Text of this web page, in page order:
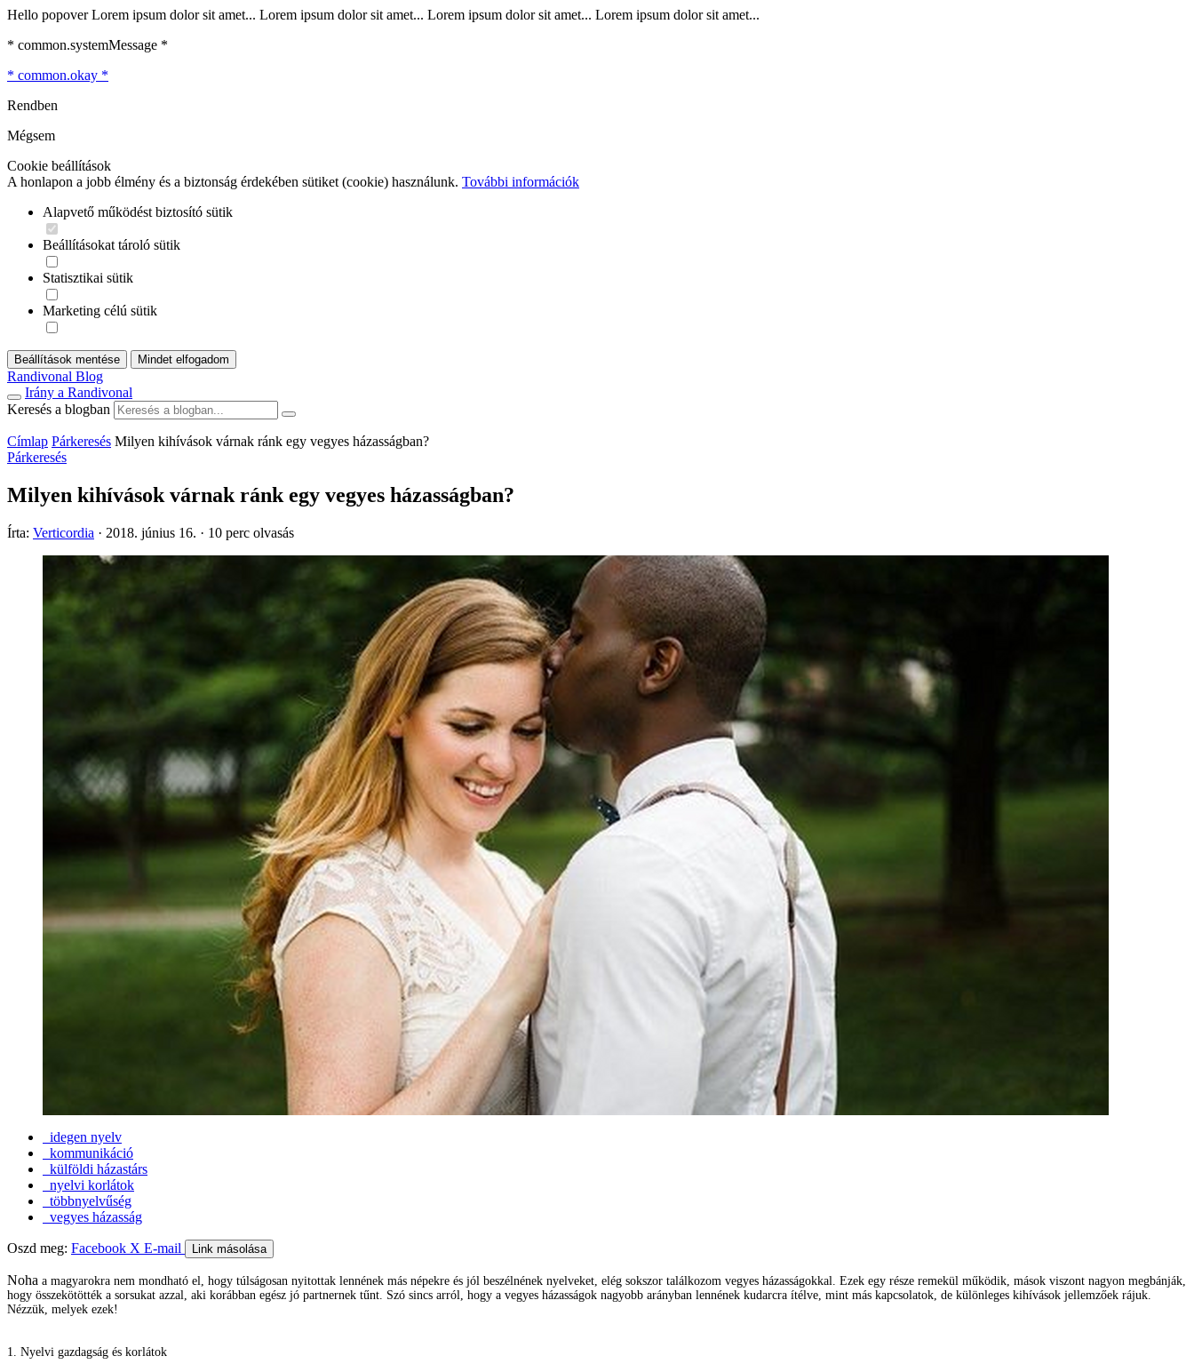
Hello popover Lorem ipsum dolor sit amet... Lorem ipsum dolor sit amet... Lorem ipsum dolor sit amet... Lorem ipsum dolor sit amet...
* common.systemMessage *
* common.okay *
Rendben
Mégsem
Cookie beállítások
A honlapon a jobb élmény és a biztonság érdekében sütiket (cookie) használunk. További információk
Alapvető működést biztosító sütik
Beállításokat tároló sütik
Statisztikai sütik
Marketing célú sütik
Beállítások mentése Mindet elfogadom
Randivonal Blog
Irány a Randivonal
Keresés a blogban
Címlap Párkeresés Milyen kihívások várnak ránk egy vegyes házasságban?
Párkeresés
Milyen kihívások várnak ránk egy vegyes házasságban?
Írta: Verticordia · 2018. június 16. · 10 perc olvasás
idegen nyelv
kommunikáció
külföldi házastárs
nyelvi korlátok
többnyelvűség
vegyes házasság
Oszd meg: Facebook X E-mail Link másolása
Noha a magyarokra nem mondható el, hogy túlságosan nyitottak lennének más népekre és jól beszélnének nyelveket, elég sokszor találkozom vegyes házasságokkal. Ezek egy része remekül működik, mások viszont nagyon megbánják,
hogy összekötötték a sorsukat azzal, aki korábban egész jó partnernek tűnt. Szó sincs arról, hogy a vegyes házasságok nagyobb arányban lennének kudarcra ítélve, mint más kapcsolatok, de különleges kihívások jellemzőek rájuk.
Nézzük, melyek ezek!
1. Nyelvi gazdagság és korlátok